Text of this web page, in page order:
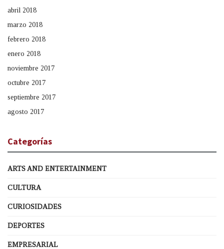
abril 2018
marzo 2018
febrero 2018
enero 2018
noviembre 2017
octubre 2017
septiembre 2017
agosto 2017
Categorías
ARTS AND ENTERTAINMENT
CULTURA
CURIOSIDADES
DEPORTES
EMPRESARIAL